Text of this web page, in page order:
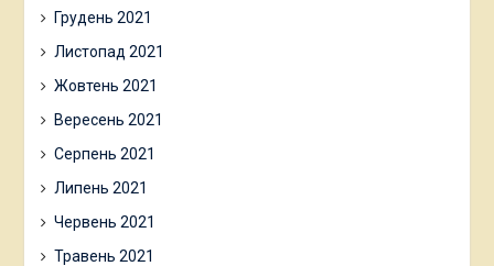
Грудень 2021
Листопад 2021
Жовтень 2021
Вересень 2021
Серпень 2021
Липень 2021
Червень 2021
Травень 2021